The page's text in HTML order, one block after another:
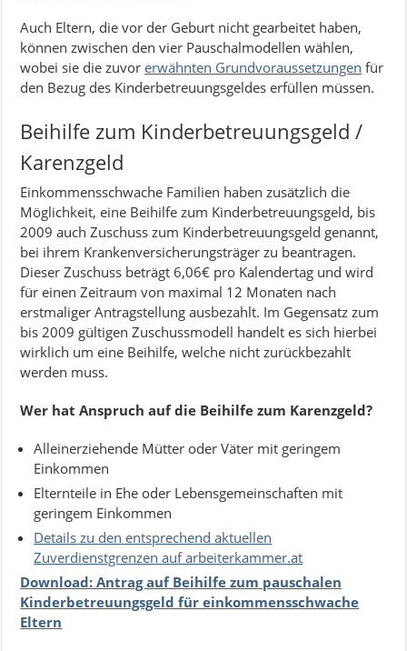
Auch Eltern, die vor der Geburt nicht gearbeitet haben,
können zwischen den vier Pauschalmodellen wählen,
wobei sie die zuvorerwähnten Grundvoraussetzungen für
den Bezug des Kinderbetreuungsgeldes erfüllen müssen.
Beihilfe zum Kinderbetreuungsgeld /
Karenzgeld
Einkommensschwache Familien haben zusätzlich die
Möglichkeit, eine Beihilfe zum Kinderbetreuungsgeld, bis
2009 auch Zuschuss zum Kinderbetreuungsgeld genannt,
bei ihrem Krankenversicherungsträger zu beantragen.
Dieser Zuschuss beträgt 6,06€ pro Kalendertag und wird
für einen Zeitraum von maximal 12 Monaten nach
erstmaliger Antragstellung ausbezahlt. Im Gegensatz zum
bis 2009 gültigen Zuschussmodell handelt es sich hierbei
wirklich um eine Beihilfe, welche nicht zurückbezahlt
werden muss.
Wer hat Anspruch auf die Beihilfe zum Karenzgeld?
Alleinerziehende Mütter oder Väter mit geringem
Einkommen
Elternteile in Ehe oder Lebensgemeinschaften mit
geringem Einkommen
Details zu den entsprechend aktuellen
Zuverdienstgrenzen auf arbeiterkammer.at
Download: Antrag auf Beihilfe zum pauschalen
Kinderbetreuungsgeld für einkommensschwache
Eltern